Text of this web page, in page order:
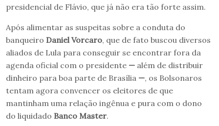
presidencial de Flávio, que já não era tão forte assim.
Após alimentar as suspeitas sobre a conduta do
banqueiro Daniel Vorcaro, que de fato buscou diversos
aliados de Lula para conseguir se encontrar fora da
agenda oficial com o presidente — além de distribuir
dinheiro para boa parte de Brasília —, os Bolsonaros
tentam agora convencer os eleitores de que
mantinham uma relação ingênua e pura com o dono
do liquidado Banco Master.